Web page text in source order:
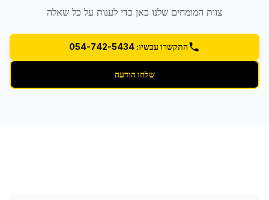
צוות המומחים שלנו כאן כדי לענות על כל שאלה
התקשרו עכשיו: 054-742-5434
שלחו הודעה